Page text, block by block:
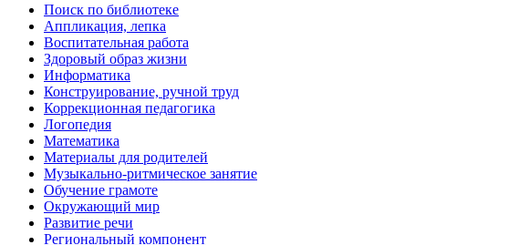
Поиск по библиотеке
Аппликация, лепка
Воспитательная работа
Здоровый образ жизни
Информатика
Конструирование, ручной труд
Коррекционная педагогика
Логопедия
Математика
Материалы для родителей
Музыкально-ритмическое занятие
Обучение грамоте
Окружающий мир
Развитие речи
Региональный компонент